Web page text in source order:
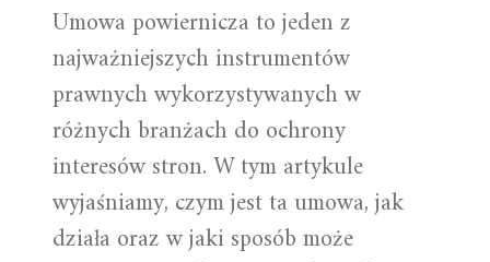
Umowa powiernicza to jeden z
najważniejszych instrumentów
prawnych wykorzystywanych w
różnych branżach do ochrony
interesów stron. W tym artykule
wyjaśniamy, czym jest ta umowa, jak
działa oraz w jaki sposób może